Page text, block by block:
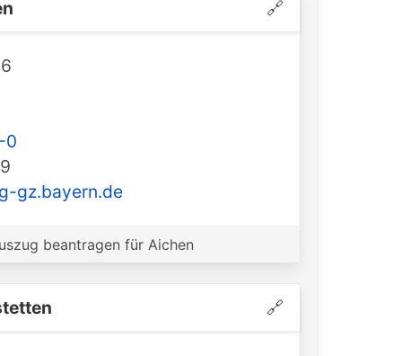
🔗
0
gz.bayern.de
beantragen für Aichen
🔗